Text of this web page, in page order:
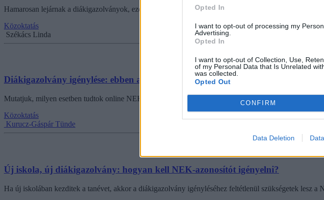
Opted In
I want to opt-out of processing my
Advertising.
Opted In
I want to opt-out of Collection, Use,
of my Personal Data that Is Unrelated
was collected.
Opted Out
CONFIRM
Data Deletion
Hamarosan lejárnak a diákigazolványok, ezért ha eddig még nem tettétek meg, érdemes minél
Közoktatás
Székács Linda
Diákigazolvány igénylése: ebben az esetben nem kell elmennetek az
Mutatjuk, milyen esetben tudtok online NEK-azonosítót kérni a diákigazolványotokhoz.
Közoktatás
Kurucz-Gáspár Tünde
Új iskola, új diákigazolvány: hogyan kell NEK-azonosítót igényelni?
Ha új iskolában kezditek a tanévet, akkor a diákigazolvány igényléséhez feltétlenül szükségetek lesz